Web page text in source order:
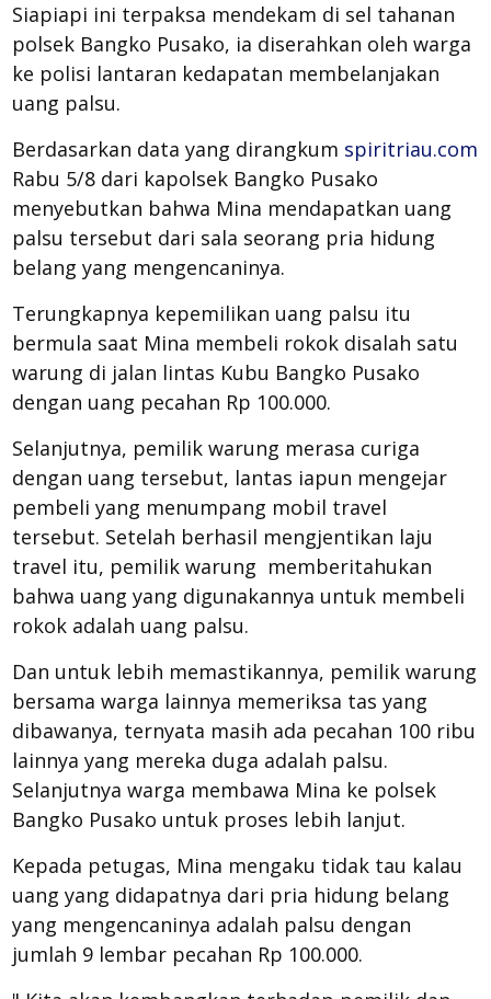
Siapiapi ini terpaksa mendekam di sel tahanan
polsek Bangko Pusako, ia diserahkan oleh warga
ke polisi lantaran kedapatan membelanjakan
uang palsu.
Berdasarkan data yang dirangkum spiritriau.com
Rabu 5/8 dari kapolsek Bangko Pusako
menyebutkan bahwa Mina mendapatkan uang
palsu tersebut dari sala seorang pria hidung
belang yang mengencaninya.
Terungkapnya kepemilikan uang palsu itu
bermula saat Mina membeli rokok disalah satu
warung di jalan lintas Kubu Bangko Pusako
dengan uang pecahan Rp 100.000.
Selanjutnya, pemilik warung merasa curiga
dengan uang tersebut, lantas iapun mengejar
pembeli yang menumpang mobil travel
tersebut. Setelah berhasil mengjentikan laju
travel itu, pemilik warung memberitahukan
bahwa uang yang digunakannya untuk membeli
rokok adalah uang palsu.
Dan untuk lebih memastikannya, pemilik warung
bersama warga lainnya memeriksa tas yang
dibawanya, ternyata masih ada pecahan 100 ribu
lainnya yang mereka duga adalah palsu.
Selanjutnya warga membawa Mina ke polsek
Bangko Pusako untuk proses lebih lanjut.
Kepada petugas, Mina mengaku tidak tau kalau
uang yang didapatnya dari pria hidung belang
yang mengencaninya adalah palsu dengan
jumlah 9 lembar pecahan Rp 100.000.